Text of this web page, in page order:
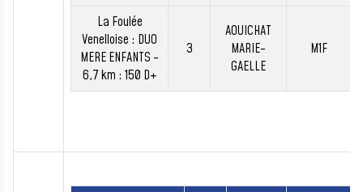
La Foulée
Venelloise : DUO
MERE ENFANTS -
6,7 km : 150 D+
3
AOUICHAT
MARIE-
GAELLE
M1F